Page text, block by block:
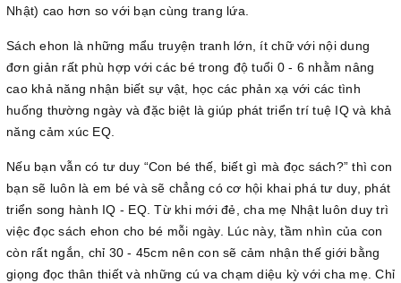
Nhật) cao hơn so với bạn cùng trang lứa.
Sách ehon là những mẩu truyện tranh lớn, ít chữ với nội dung
đơn giản rất phù hợp với các bé trong độ tuổi 0 - 6 nhằm nâng
cao khả năng nhận biết sự vật, học các phản xạ với các tình
huống thường ngày và đặc biệt là giúp phát triển trí tuệ IQ và khả
năng cảm xúc EQ.
Nếu bạn vẫn có tư duy “Con bé thế, biết gì mà đọc sách?” thì con
bạn sẽ luôn là em bé và sẽ chẳng có cơ hội khai phá tư duy, phát
triển song hành IQ - EQ. Từ khi mới đẻ, cha mẹ Nhật luôn duy trì
việc đọc sách ehon cho bé mỗi ngày. Lúc này, tầm nhìn của con
còn rất ngắn, chỉ 30 - 45cm nên con sẽ cảm nhận thế giới bằng
giọng đọc thân thiết và những cú va chạm diệu kỳ với cha mẹ. Chỉ